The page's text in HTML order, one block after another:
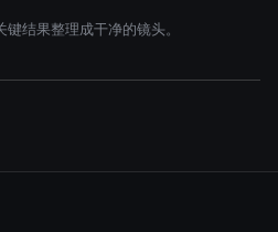
结果整理成干净的镜头。